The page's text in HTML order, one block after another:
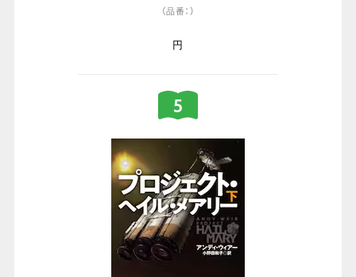
（品番：）
円